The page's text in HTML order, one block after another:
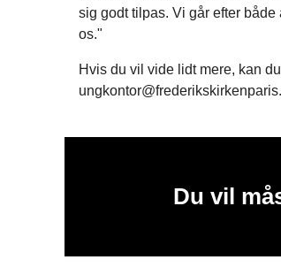
sig godt tilpas. Vi går efter
os."
Hvis du vil vide lidt mere, kan
Du vil